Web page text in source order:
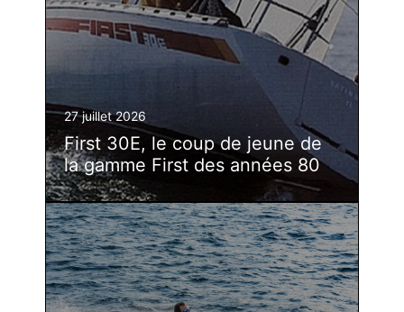
27 juillet 2026
First 30E, le coup de jeune de
la gamme First des années 80